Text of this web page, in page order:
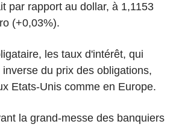
par rapport au dollar, à 1,1153
(+0,03%).
les taux d'intérêt, qui
du prix des obligations,
Etats-Unis comme en Europe.
la grand-messe des banquiers